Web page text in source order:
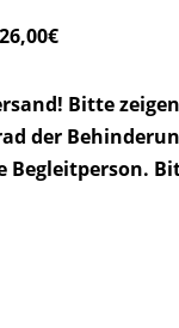
Bitte
der
Begleitperson.